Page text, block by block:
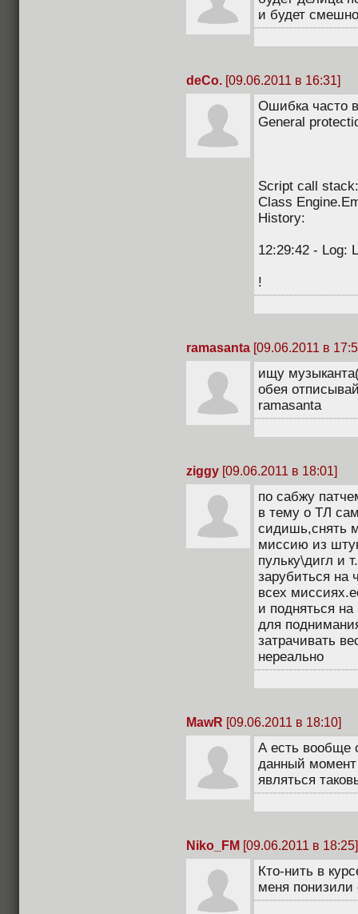
и будет
deCo. [09.06.2011 в 16:31]
Ошибка часто
General
Script call stack:
Class
History:
12:29:42 - Log:
!
ramasanta [09.06.2011 в
ищу
обея
ramasanta
ziggy [09.06.2011 в 18:01]
по сабжу
в тему о ТЛ
сидишь,снять
миссию из
пульку\дигл и
зарубиться на
всех
и подняться
для
затрачивать
нереально
MawR [09.06.2011 в 18:10]
А есть вообще
данный момент
являться
Niko_FM [09.06.2011 в 18:25]
Кто-нить в
меня понизили